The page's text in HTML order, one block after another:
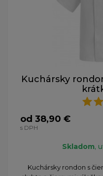
Kuchársky
od 38,90 €
s DPH
Skladom,
​Kuchársky rondon s